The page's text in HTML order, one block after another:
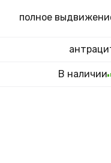
полное
В наличии